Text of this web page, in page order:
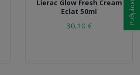
Lierac Glow Fresh Cream
Eclat 50ml
30,10 €